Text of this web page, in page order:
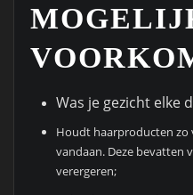
Was je gezicht elke
Houdt haarproducten zo
vandaan. Deze bevatten
verergeren;